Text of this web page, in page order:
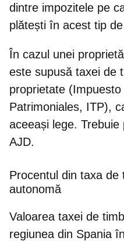
dintre impozitele pe
plătești în acest tip
În cazul unei
este supusă taxei de
proprietate
Patrimoniales, ITP),
aceeași lege.
AJD.
Procentul din taxa
autonomă
Valoarea taxei de
regiunea din Spania